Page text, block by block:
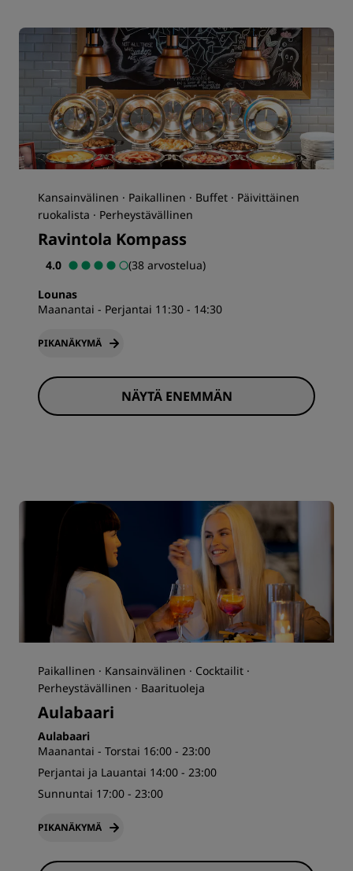
Kansainvälinen · Paikallinen · Buffet · Päivittäinen
ruokalista · Perheystävällinen
Ravintola Kompass
4.0
(38 arvostelua)
Lounas
Maanantai - Perjantai 11:30 - 14:30
PIKANÄKYMÄ
NÄYTÄ ENEMMÄN
Paikallinen · Kansainvälinen · Cocktailit ·
Perheystävällinen · Baarituoleja
Aulabaari
Aulabaari
Maanantai - Torstai 16:00 - 23:00
Perjantai ja Lauantai 14:00 - 23:00
Sunnuntai 17:00 - 23:00
PIKANÄKYMÄ